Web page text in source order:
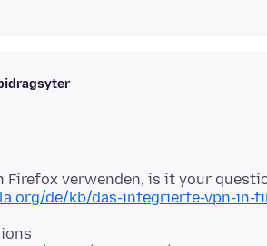
de/kb/das-integrierte-vpn-in-